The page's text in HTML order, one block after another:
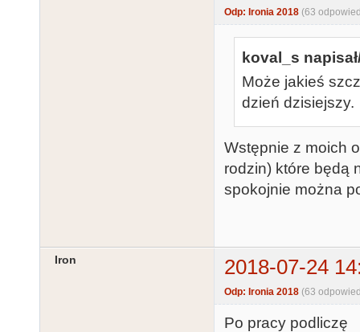
Odp: Ironia 2018 (63
koval_s
Może jakieś
dzień dzisiejszy.
Wstępnie z moich
rodzin) które będą
spokojnie można
Iron 2018-07-24
Odp: Ironia 2018 (63
Po pracy podliczę